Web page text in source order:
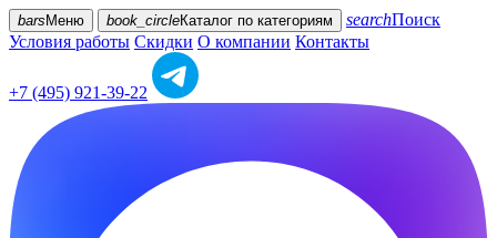
bars Меню book_circleКаталог по категориям searchПоиск
Условия работы Скидки О компании Контакты
+7 (495) 921-39-22